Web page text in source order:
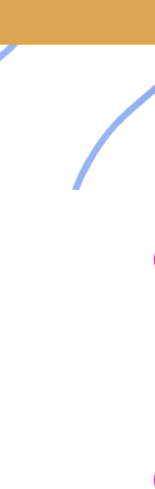
to
content